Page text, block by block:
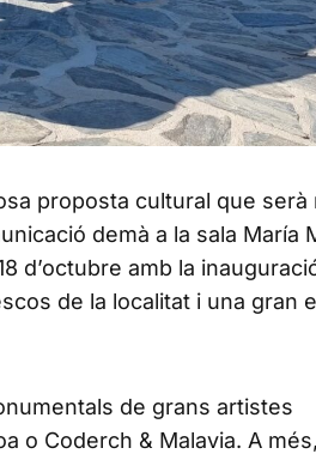
proposta cultural que serà
demà a la sala María
d’octubre amb la
de la localitat i una gran
de grans artistes
o Coderch & Malavia. A